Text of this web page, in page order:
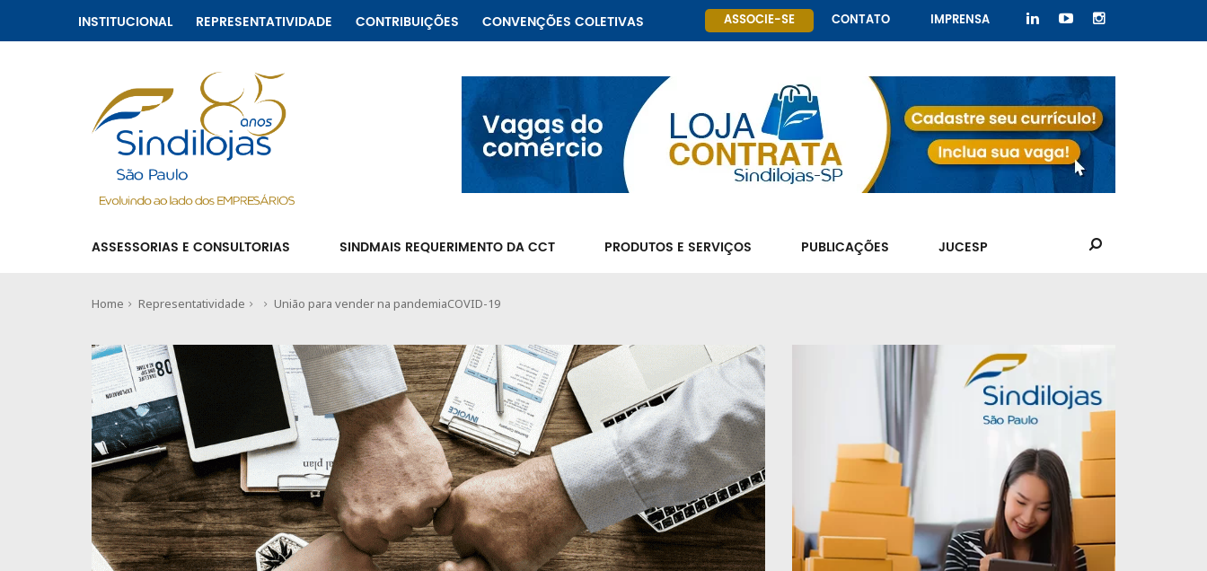
INSTITUCIONAL REPRESENTATIVIDADE CONTRIBUIÇÕES CONVENÇÕES COLETIVAS ASSOCIE-SE CONTATO IMPRENSA
ASSESSORIAS E CONSULTORIAS SINDMAIS REQUERIMENTO DA CCT PRODUTOS E SERVIÇOS PUBLICAÇÕES JUCESP
Home Representatividade COVID-19
União para vender na pandemia